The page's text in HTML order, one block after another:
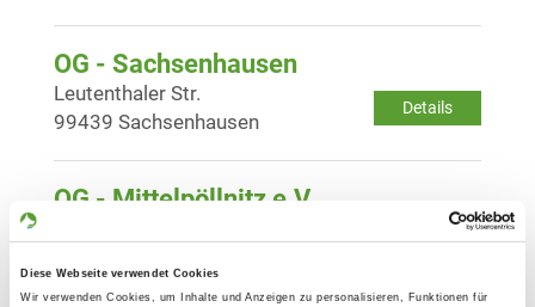
Diese Webseite verwendet Cookies
Wir verwenden Cookies, um Inhalte und Anzeigen zu personalisieren, Funktionen für
OG - Sachsenhausen
Details
Leutenthaler Str.
99439 Sachsenhausen
OG - Mittelpöllnitz e.V.
Details